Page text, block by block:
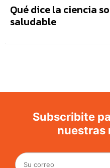
Qué dice la ciencia
saludable
Subscribite
nuestras